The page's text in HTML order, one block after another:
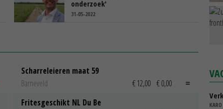
onderzoek'
31-05-2022
Scharreleieren maat 59
Barneveld
€ 12,00 € 0,00
Fritesgeschikt NL Du Be